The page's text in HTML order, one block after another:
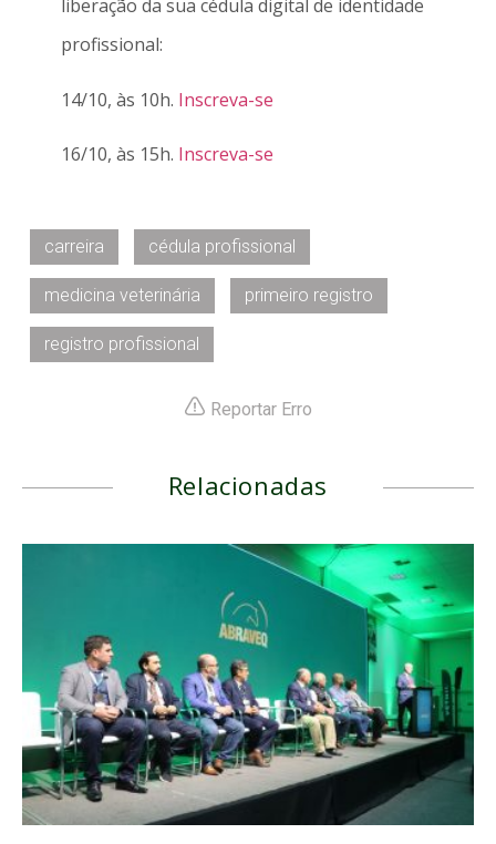
liberação da sua cédula digital de identidade
profissional:
14/10, às 10h. Inscreva-se
16/10, às 15h. Inscreva-se
carreira cédula profissional
medicina veterinária primeiro registro
registro profissional
Reportar Erro
Relacionadas